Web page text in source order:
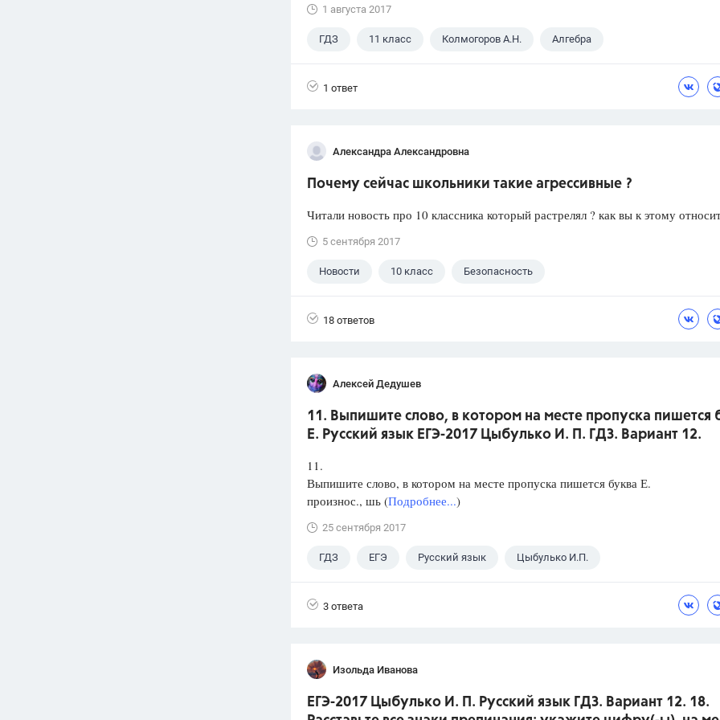
1 августа 2017
ГДЗ 11 класс Колмогоров А.Н. Алгебра
1 ответ
Александра Александровна
Почему сейчас школьники такие агрессивные ?
Читали новость про 10 классника который растрелял ? как вы к этому
5 сентября 2017
Новости 10 класс Безопасность
18 ответов
Алексей Дедушев
11. Выпишите слово, в котором на месте пропуска пишется
Е. Русский язык ЕГЭ-2017 Цыбулько И. П. ГДЗ. Вариант 12.
11.
Выпишите слово, в котором на месте пропуска пишется буква Е.
произнос., шь (Подробнее...)
25 сентября 2017
ГДЗ ЕГЭ Русский язык Цыбулько И.П.
3 ответа
Изольда Иванова
ЕГЭ-2017 Цыбулько И. П. Русский язык ГДЗ. Вариант 12. 18.